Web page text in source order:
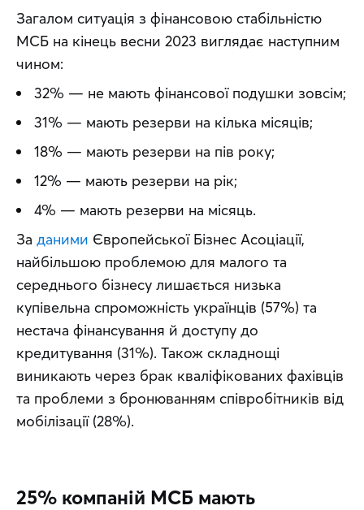
Загалом ситуація з фінансовою стабільністю
МСБ на кінець весни 2023 виглядає наступним
чином:
32% — не мають фінансової подушки зовсім;
31% — мають резерви на кілька місяців;
18% — мають резерви на пів року;
12% — мають резерви на рік;
4% — мають резерви на місяць.
За даними Європейської Бізнес Асоціації,
найбільшою проблемою для малого та
середнього бізнесу лишається низька
купівельна спроможність українців (57%) та
нестача фінансування й доступу до
кредитування (31%). Також складнощі
виникають через брак кваліфікованих фахівців
та проблеми з бронюванням співробітників від
мобілізації (28%).
25% компаній МСБ мають